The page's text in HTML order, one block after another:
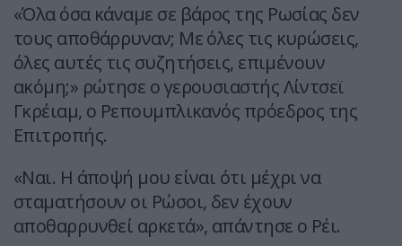
«Όλα όσα κάναμε σε βάρος της Ρωσίας δεν
τους αποθάρρυναν; Με όλες τις κυρώσεις,
όλες αυτές τις συζητήσεις, επιμένουν
ακόμη;» ρώτησε ο γερουσιαστής Λίντσεϊ
Γκρέιαμ, ο Ρεπουμπλικανός πρόεδρος της
Επιτροπής.
«Ναι. Η άποψή μου είναι ότι μέχρι να
σταματήσουν οι Ρώσοι, δεν έχουν
αποθαρρυνθεί αρκετά», απάντησε ο Ρέι.